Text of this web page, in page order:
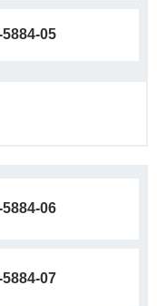
05
06
07